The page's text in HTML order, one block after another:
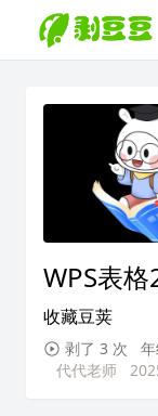
WPS表格
收藏豆荚
剥了 3 次
代代老师